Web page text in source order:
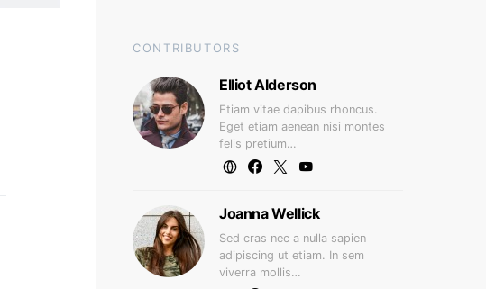
CONTRIBUTORS
Elliot Alderson
Etiam vitae dapibus rhoncus.
Eget etiam aenean nisi montes
felis pretium…
Joanna Wellick
Sed cras nec a nulla sapien
adipiscing ut etiam. In sem
viverra mollis…